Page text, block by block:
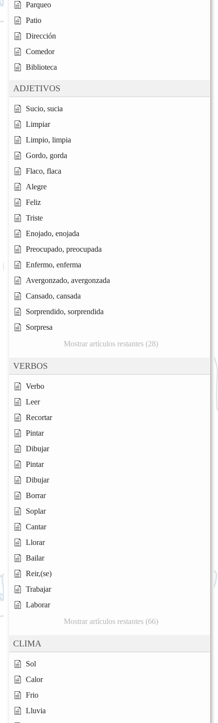
Parqueo
Patio
Dirección
Comedor
Biblioteca
ADJETIVOS
Sucio, sucia
Limpiar
Limpio, limpia
Gordo, gorda
Flaco, flaca
Alegre
Feliz
Triste
Enojado, enojada
Preocupado, preocupada
Enfermo, enferma
Avergonzado, avergonzada
Cansado, cansada
Sorprendido, sorprendida
Sorpresa
Mostrar artículos restantes (28)
VERBOS
Verbo
Leer
Recortar
Pintar
Dibujar
Pintar
Dibujar
Borrar
Soplar
Cantar
Llorar
Bailar
Reir,(se)
Trabajar
Laborar
Mostrar artículos restantes (66)
CLIMA
Sol
Calor
Frio
Lluvia